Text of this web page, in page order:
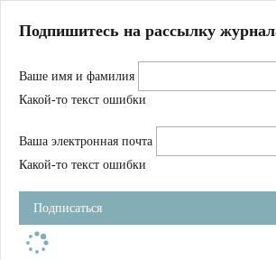
Магазин
Журнал
Школа
Устав
Фильмы
Имена
Тэги
Подпишитесь на рассылку
Ваше имя и фамилия
Какой-то текст ошибки
Ваша электронная почта
Какой-то текст ошибки
Подписаться